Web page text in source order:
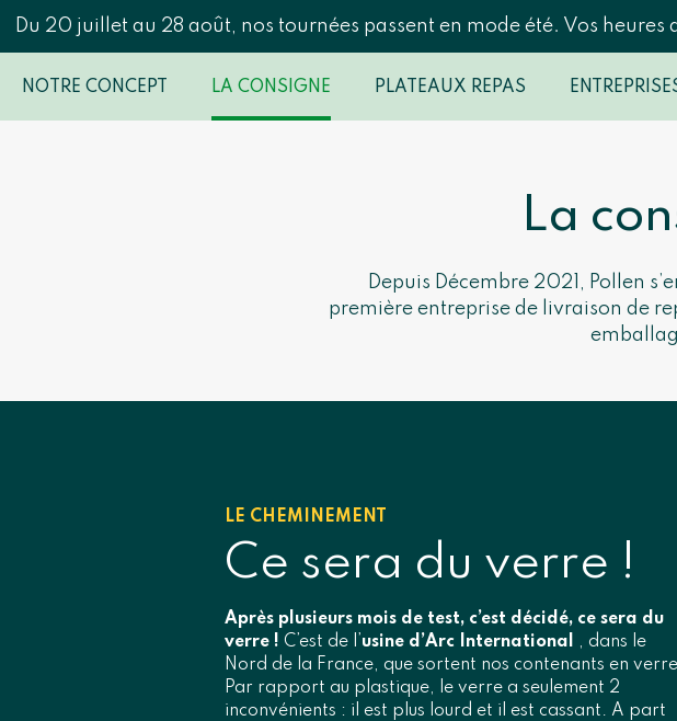
Du 20 juillet au 28 août, nos tournées passent en mode été. Vos
NOTRE CONCEPT LA CONSIGNE PLATEAUX REPAS
La
Depuis Décembre 2021, Pollen
première entreprise de livraison de
LE CHEMINEMENT
Ce sera du verre !
Après plusieurs mois de test, c’est décidé, ce sera du
verre ! C’est de l’ usine d’Arc International
, dans le
Nord de la France, que sortent nos contenants en
Par rapport au plastique, le verre a seulement 2
inconvénients : il est plus lourd et il est cassant. A part